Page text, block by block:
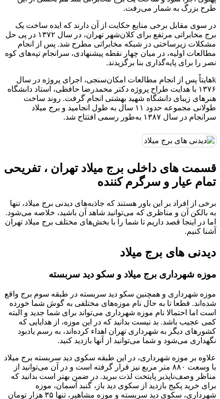
طرح بزرگ به شمار می‌رفت.
در سوی مقابل برخی منابع حکایت از آن دارند که ایده ساخت یک
برج مخابراتی مرتفع برای کلان‌شهر تهران، در سال ۱۳۷۲ در پی حل
مشکلات زیرساختی در شبکه مخابراتی مطرح شد. پس از انجام
مطالعات اولیه، در میان چهار نقطه پیشنهادی، سرانجام تپه‌های کوه
نصر را برای پایه‌گذاری بنا برگزیدند.
kهایتاً پس از انجام مطالعات امکان‌سنجی، اجرای پروژه در سال
۱۳۷۶ با هدایت طراح پروژه دکتر محمدرضا حافظی، استاد دانشگاه
هنرهای زیبای دانشگاه شهید بهشتی انجام گرفت. روند ساخت
طولانی مجموعه حدود ۱۱ سال به طول انجامید و برج میلاد
سرانجام در سال ۱۳۸۷ به‌طور رسمی افتتاح شد.
قسمت های داخلی برج میلاد تهران ، تفریحی
تمام عیار و سرگرم کننده
برخی از افراد بر این باور هستند که جاذبه‌های دیدنی برج میلاد، تنها
به بالکن آن و مناظری که می‌توانید شاهد آن باشید، خلاصه می‌شود.
اما در اینجا قصد داریم تا شما را با بخش‌های مختلف برج میلاد تهران
آشنا کنیم.
دیدنی های برج میلاد
موزه شهرداری برج میلاد و سکو دید سربسته
موزه شهرداری و همچنین سکو دید سربسته در طبقه سوم برج واقع
شده‌اند. قطعا تا به حال نام موزه‌های مختلفی به گوش شما خورده
است اما احتمالا نام موزه شهرداری می‌تواند برای شما جدید و البته
کمی عجیب باشد. بد نیست بدانید که در این موزه، از هدایایی که
کشورهای دیگر به شهرداری تهران اهداء کرده‌اند، به رسم یادبود
نگهداری می‌شود و شما می‌توانید از آنها بازدید کنید.
علاوه بر موزه شهرداری، در این طبقه سکوی دید سربسته برج میلاد
با وسعت ۸۸۰ متر مربع نیز قرار گرفته است و در آن می‌توانید از
مناظر وصف‌ناپذیر پایتخت لذت ببرید. در ضمن بهتر است بدانید که
برای خرید پکیج بازدید از سکوی دید باز، گنبد آسمان، موزه
شهرداری، سکوی دید سربسته و موزه مشاهیر، تنها ۳۵ هزار تومان